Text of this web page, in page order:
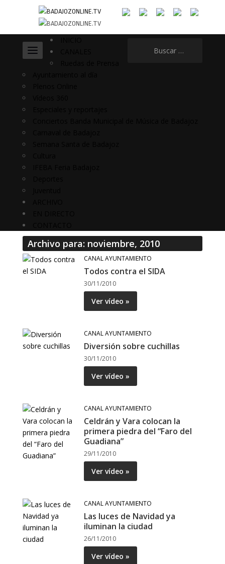
Archivo para: noviembre, 2010
CANAL AYUNTAMIENTO
Todos contra el SIDA
30/11/2010
Ver vídeo »
CANAL AYUNTAMIENTO
Diversión sobre cuchillas
30/11/2010
Ver vídeo »
CANAL AYUNTAMIENTO
Celdrán y Vara colocan la
primera piedra del “Faro del
Guadiana”
29/11/2010
Ver vídeo »
CANAL AYUNTAMIENTO
Las luces de Navidad ya
iluminan la ciudad
26/11/2010
Ver vídeo »